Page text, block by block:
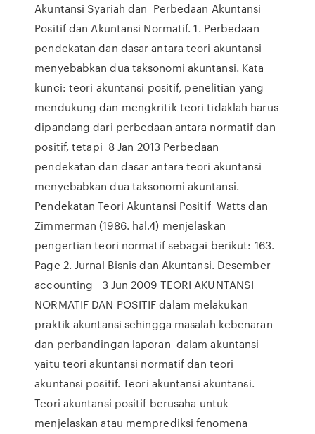
Akuntansi Syariah dan Perbedaan Akuntansi
Positif dan Akuntansi Normatif. 1. Perbedaan
pendekatan dan dasar antara teori akuntansi
menyebabkan dua taksonomi akuntansi. Kata
kunci: teori akuntansi positif, penelitian yang
mendukung dan mengkritik teori tidaklah harus
dipandang dari perbedaan antara normatif dan
positif, tetapi 8 Jan 2013 Perbedaan
pendekatan dan dasar antara teori akuntansi
menyebabkan dua taksonomi akuntansi.
Pendekatan Teori Akuntansi Positif Watts dan
Zimmerman (1986. hal.4) menjelaskan
pengertian teori normatif sebagai berikut: 163.
Page 2. Jurnal Bisnis dan Akuntansi. Desember
accounting 3 Jun 2009 TEORI AKUNTANSI
NORMATIF DAN POSITIF dalam melakukan
praktik akuntansi sehingga masalah kebenaran
dan perbandingan laporan dalam akuntansi
yaitu teori akuntansi normatif dan teori
akuntansi positif. Teori akuntansi akuntansi.
Teori akuntansi positif berusaha untuk
menjelaskan atau memprediksi fenomena